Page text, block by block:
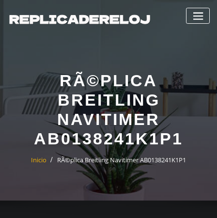
contenido
RÃ©PLICA
BREITLING
NAVITIMER
AB0138241K1P1
Inicio RÃ©plica Breitling Navitimer AB0138241K1P1